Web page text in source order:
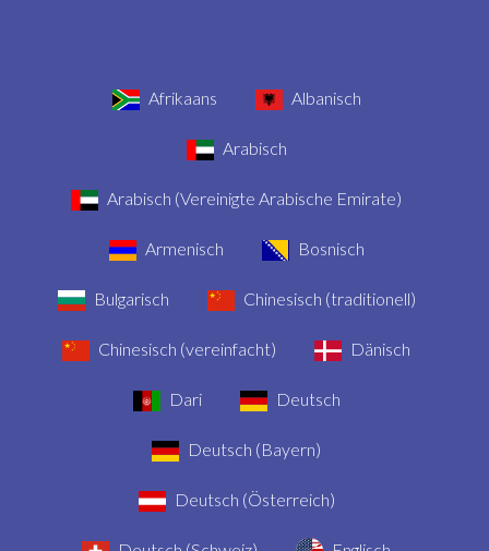
Afrikaans Albanisch
Arabisch
Arabisch (Vereinigte Arabische Emirate)
Armenisch Bosnisch
Bulgarisch Chinesisch (traditionell)
Chinesisch (vereinfacht) Dänisch
Dari Deutsch
Deutsch (Bayern)
Deutsch (Österreich)